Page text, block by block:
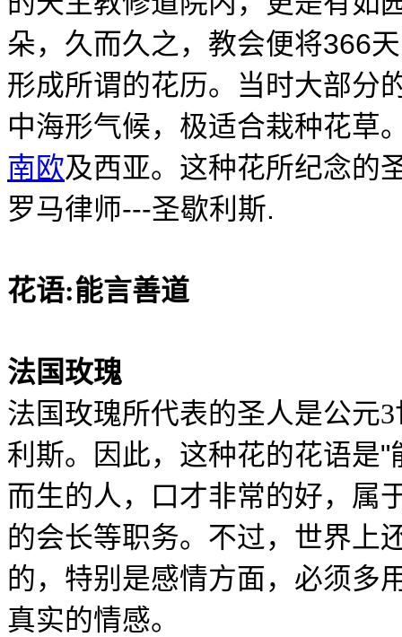
朵，久而久之，教会便将366
形成所谓的花历。当时大部分
中海形气候，极适合栽种花草
南欧及西亚。这种花所纪念的
罗马律师---圣歇利斯.
花语:能言善道
法国玫瑰
法国玫瑰所代表的圣人是公元3
利斯。因此，这种花的花语是"
而生的人，口才非常的好，属
的会长等职务。不过，世界上
的，特别是感情方面，必须多
真实的情感。